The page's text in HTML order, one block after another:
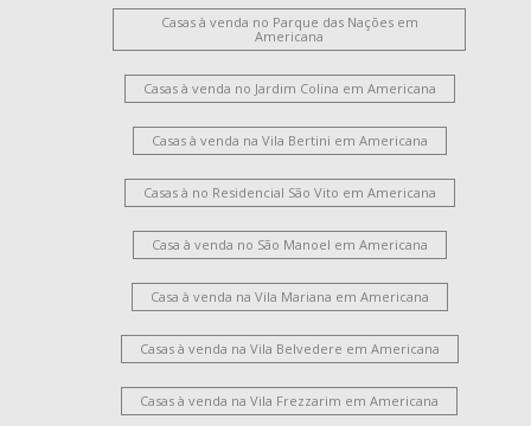
Casas à venda no Parque das Nações em
Americana
Casas à venda no Jardim Colina em Americana
Casas à venda na Vila Bertini em Americana
Casas à no Residencial São Vito em Americana
Casa à venda no São Manoel em Americana
Casa à venda na Vila Mariana em Americana
Casas à venda na Vila Belvedere em Americana
Casas à venda na Vila Frezzarim em Americana